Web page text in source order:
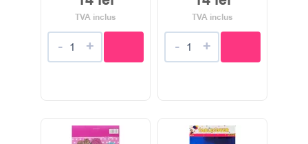
TVA inclus
- +
TVA inclus
- +